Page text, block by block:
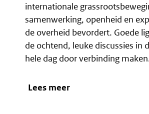
internationale
samenwerking, openheid en
de overheid bevordert. Goede
de ochtend, leuke discussies in
hele dag door verbinding
Lees meer